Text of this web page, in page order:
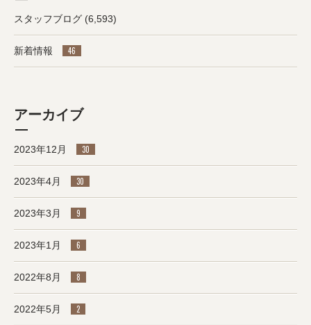
スタッフブログ (6,593)
新着情報 46
アーカイブ
2023年12月 30
2023年4月 30
2023年3月 9
2023年1月 6
2022年8月 8
2022年5月 2